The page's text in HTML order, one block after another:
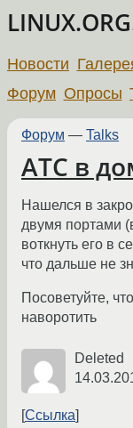
Новости
Форум Опросы
Форум — Talks
АТС в
Нашелся в
двумя портами
воткнуть его в
что дальше не
Посоветуйте,
наворотить
Deleted
Ссылка